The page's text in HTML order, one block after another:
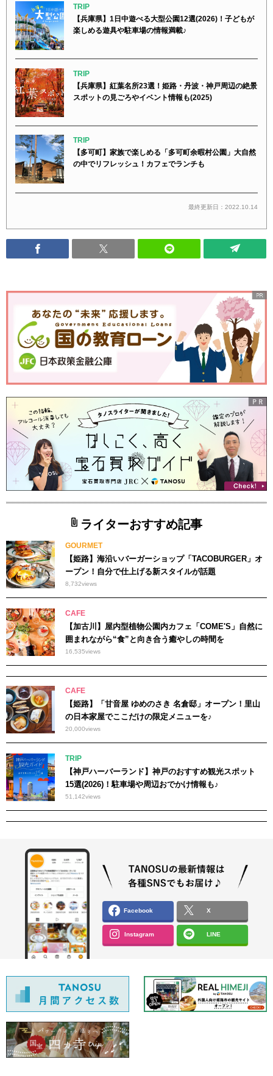
TRIP
【兵庫県】1日中遊べる大型公園12選(2026)！子どもが
楽しめる遊具や駐車場の情報満載♪
TRIP
【兵庫県】紅葉名所23選！姫路・丹波・神戸周辺の絶景
スポットの見ごろやイベント情報も(2025)
TRIP
【多可町】家族で楽しめる「多可町余暇村公園」大自然
の中でリフレッシュ！カフェでランチも
最終更新日：2022.10.14
ライターおすすめ記事
GOURMET
【姫路】海沿いバーガーショップ「TACOBURGER」オ
ープン！自分で仕上げる新スタイルが話題
8,732views
CAFE
【加古川】屋内型植物公園内カフェ「COME'S」自然に
囲まれながら“食”と向き合う癒やしの時間を
16,535views
CAFE
【姫路】「甘音屋 ゆめのさき 名倉邸」オープン！里山
の日本家屋でここだけの限定メニューを♪
20,000views
TRIP
【神戸ハーバーランド】神戸のおすすめ観光スポット
15選(2026)！駐車場や周辺おでかけ情報も♪
51,142views
Facebook X
Instagram LINE